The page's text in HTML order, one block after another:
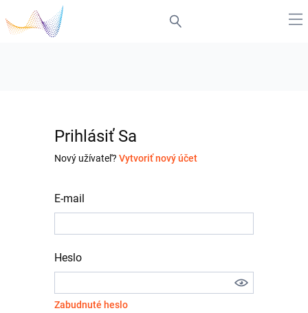
Prihlásiť Sa
Nový užívateľ? Vytvoriť nový účet
E-mail
Heslo
Zabudnuté heslo